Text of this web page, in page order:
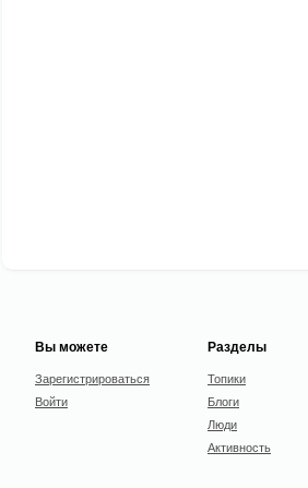
Вы можете
Зарегистрироваться
Войти
Разделы
Топики
Блоги
Люди
Активность